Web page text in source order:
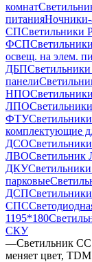
комнат
питания
СП
ФСП
освещ. на элем.
ДБП
панели
НПО
ЛПО
ФТУ
комплектующие
ДСО
ЛВО
ДКУ
парковые
ДСП
СПС
1195*180
СКУ
—Светильник СС
меняет цвет,